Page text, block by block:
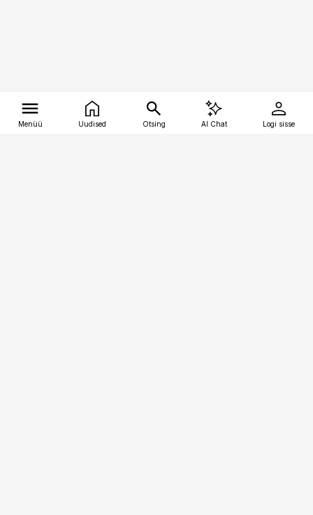
Menüü Uudised Otsing AI Chat Logi sisse